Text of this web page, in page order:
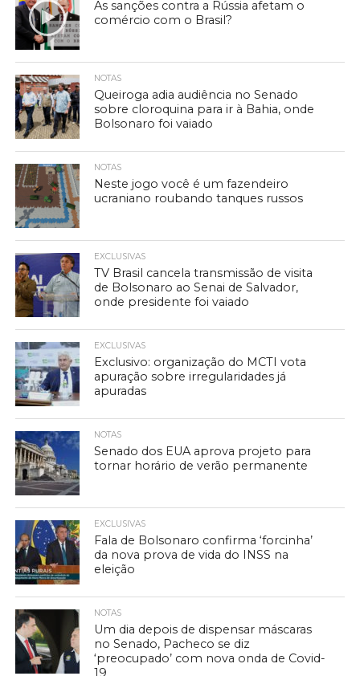
As sanções contra a Rússia afetam o
comércio com o Brasil?
NOTAS
Queiroga adia audiência no Senado
sobre cloroquina para ir à Bahia, onde
Bolsonaro foi vaiado
NOTAS
Neste jogo você é um fazendeiro
ucraniano roubando tanques russos
EXCLUSIVAS
TV Brasil cancela transmissão de visita
de Bolsonaro ao Senai de Salvador,
onde presidente foi vaiado
EXCLUSIVAS
Exclusivo: organização do MCTI vota
apuração sobre irregularidades já
apuradas
NOTAS
Senado dos EUA aprova projeto para
tornar horário de verão permanente
EXCLUSIVAS
Fala de Bolsonaro confirma ‘forcinha’
da nova prova de vida do INSS na
eleição
NOTAS
Um dia depois de dispensar máscaras
no Senado, Pacheco se diz
‘preocupado’ com nova onda de Covid-
19